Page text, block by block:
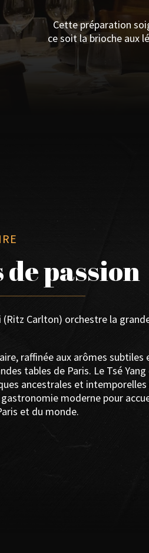
Cette préparation
ce soit la brioche aux
de passion
(Ritz Carlton) orchestre la
raffinée aux arômes subtiles
tables de Paris. Le Tsé Yang
ancestrales et
moderne pour
et du monde.